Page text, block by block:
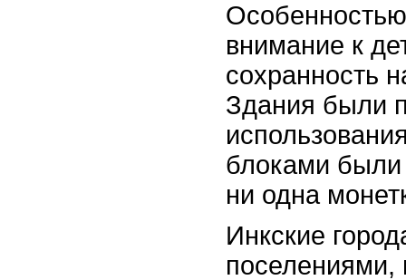
Особенностью
внимание к
сохранность
Здания были
блоками были
ни одна
Инкские